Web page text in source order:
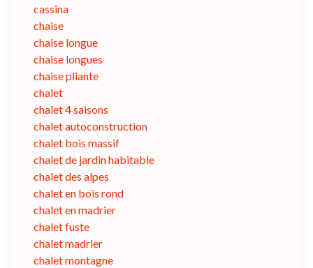
cassina
chaise
chaise longue
chaise longues
chaise pliante
chalet
chalet 4 saisons
chalet autoconstruction
chalet bois massif
chalet de jardin habitable
chalet des alpes
chalet en bois rond
chalet en madrier
chalet fuste
chalet madrier
chalet montagne